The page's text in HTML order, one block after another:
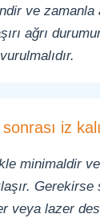
ve zamanla
ağrı
iz
minimaldir
Gerekirse
veya lazer